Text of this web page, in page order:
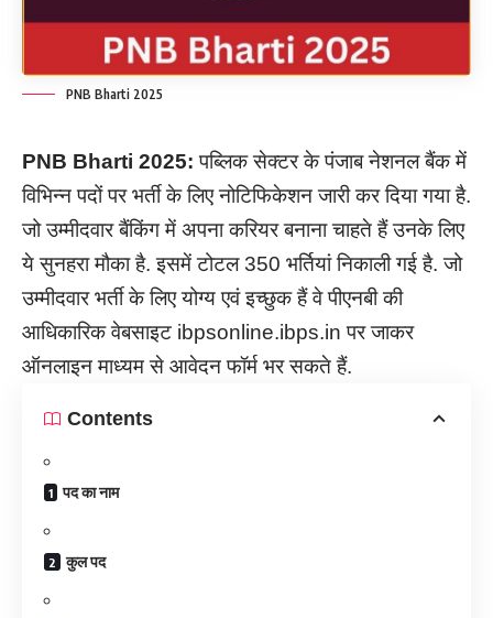
PNB Bharti 2025
PNB Bharti 2025: पब्लिक सेक्टर के पंजाब नेशनल बैंक में
विभिन्न पदों पर भर्ती के लिए नोटिफिकेशन जारी कर दिया गया है.
जो उम्मीदवार बैंकिंग में अपना करियर बनाना चाहते हैं उनके लिए
ये सुनहरा मौका है. इसमें टोटल 350 भर्तियां निकाली गई है. जो
उम्मीदवार भर्ती के लिए योग्य एवं इच्छुक हैं वे पीएनबी की
आधिकारिक वेबसाइट ibpsonline.ibps.in पर जाकर
ऑनलाइन माध्यम से आवेदन फॉर्म भर सकते हैं.
Contents
पद का नाम
कुल पद